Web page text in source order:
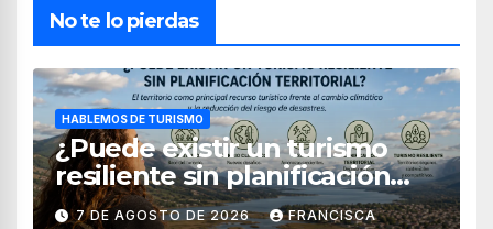
No te lo pierdas
HABLEMOS DE TURISMO
¿Puede existir un turismo
resiliente sin planificación
territorial?
7 DE AGOSTO DE 2026 FRANCISCA